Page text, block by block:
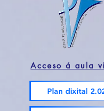
Acceso á aula
Plan dixital